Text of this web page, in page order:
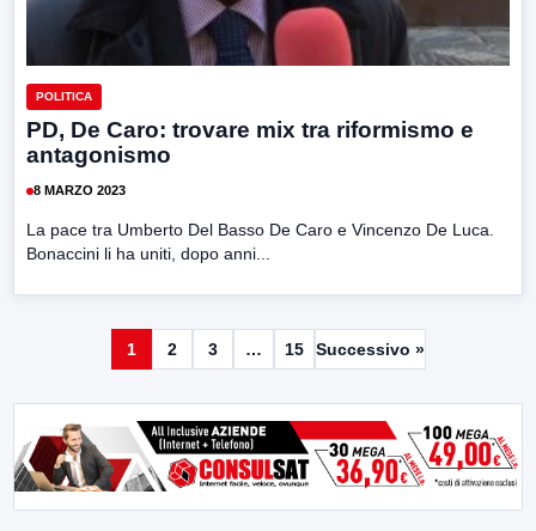
POLITICA
PD, De Caro: trovare mix tra riformismo e
antagonismo
8 MARZO 2023
La pace tra Umberto Del Basso De Caro e Vincenzo De Luca.
Bonaccini li ha uniti, dopo anni...
1 2 3 … 15 Successivo »